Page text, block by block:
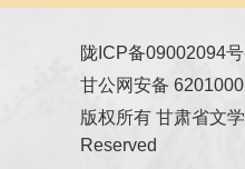
陇ICP备09002094
甘公网安备
版权所有 甘肃省文
Reserved